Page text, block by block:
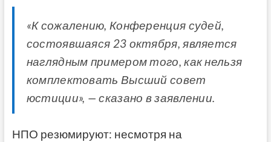
«К сожалению, Конференция судей,
состоявшаяся 23 октября, является
наглядным примером того, как нельзя
комплектовать Высший совет
юстиции», — сказано в заявлении.
НПО резюмируют: несмотря на